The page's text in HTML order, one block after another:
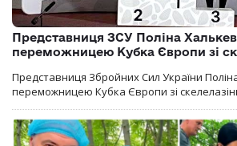
Представниця ЗСУ Поліна
переможницею Кубка Європи зі
Представниця Збройних Сил України
переможницею Кубка Європи зі